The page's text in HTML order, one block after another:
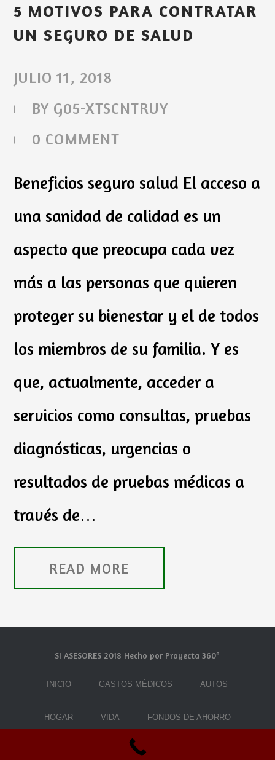
5 MOTIVOS PARA CONTRATAR
UN SEGURO DE SALUD
JULIO 11, 2018
BY G05-XTSCNTRUY
0 COMMENT
Beneficios seguro salud El acceso a
una sanidad de calidad es un
aspecto que preocupa cada vez
más a las personas que quieren
proteger su bienestar y el de todos
los miembros de su familia. Y es
que, actualmente, acceder a
servicios como consultas, pruebas
diagnósticas, urgencias o
resultados de pruebas médicas a
través de…
READ MORE
SI ASESORES 2018 Hecho por Proyecta 360º
INICIO GASTOS MÉDICOS AUTOS
HOGAR VIDA FONDOS DE AHORRO
CONTACTO